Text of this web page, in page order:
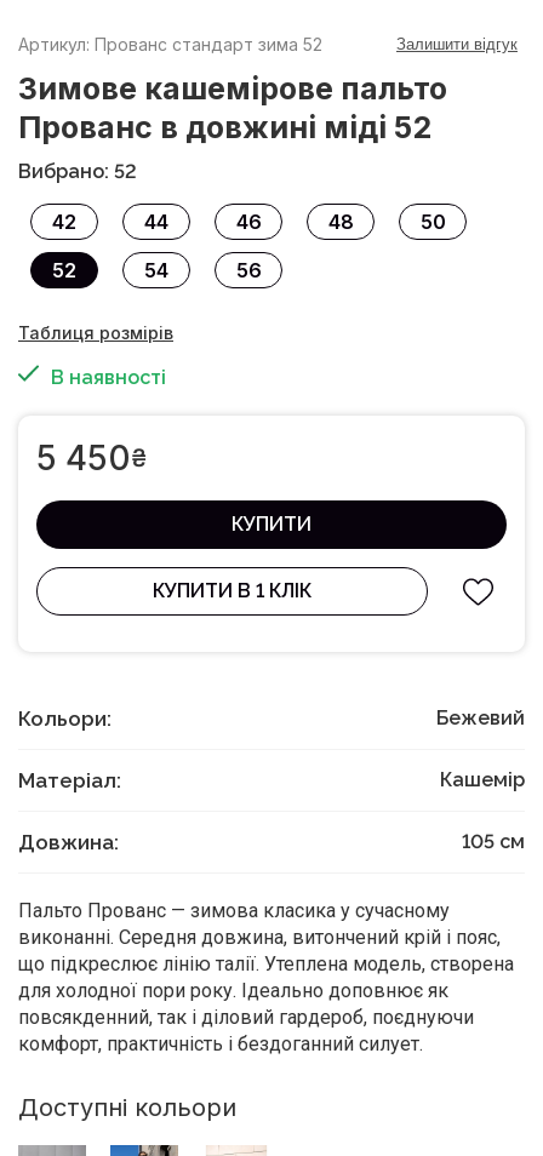
Артикул: Прованс стандарт зима 52 Залишити відгук
Зимове кашемірове пальто
Прованс в довжині міді 52
Вибрано: 52
42 44 46 48
50
52
54 56
Таблиця розмірів
В наявності
5 450₴
КУПИТИ
КУПИТИ В 1 КЛІК
Кольори: Бежевий
Матеріал: Кашемір
Довжина: 105 см
Пальто Прованс — зимова класика у сучасному
виконанні. Середня довжина, витончений крій і пояс,
що підкреслює лінію талії. Утеплена модель, створена
для холодної пори року. Ідеально доповнює як
повсякденний, так і діловий гардероб, поєднуючи
комфорт, практичність і бездоганний силует.
Доступні кольори